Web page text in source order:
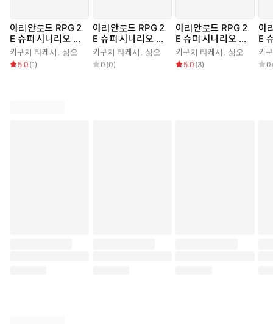
아리안로드 RPG 2
E 슈퍼 시나리오 서
포트 vol. 1
키쿠치 타케시, 심오
5.0 (1)
아리안로드 RPG 2
E 슈퍼 시나리오 서
포트 vol. 2
키쿠치 타케시, 심오
0 (0)
아리안로드 RPG 2
E 슈퍼 시나리오 서
포트 vol. 4
키쿠치 타케시, 심오
5.0 (3)
아
E
포
키
0